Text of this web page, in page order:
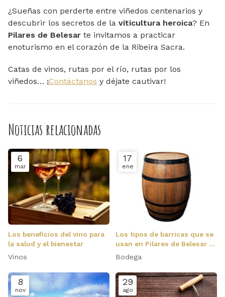
¿Sueñas con perderte entre viñedos centenarios y
descubrir los secretos de la viticultura heroica? En
Pilares de Belesar te invitamos a practicar
enoturismo en el corazón de la Ribeira Sacra.
Catas de vinos, rutas por el río, rutas por los
viñedos… ¡Contáctanos y déjate cautivar!
Noticias relacionadas
6
mar
Los beneficios del vino para
la salud y el bienestar
Vinos
17
ene
Los tipos de barricas que se
usan en Pilares de Belesar y
cómo influyen en el vino
Bodega
8
nov
29
ago